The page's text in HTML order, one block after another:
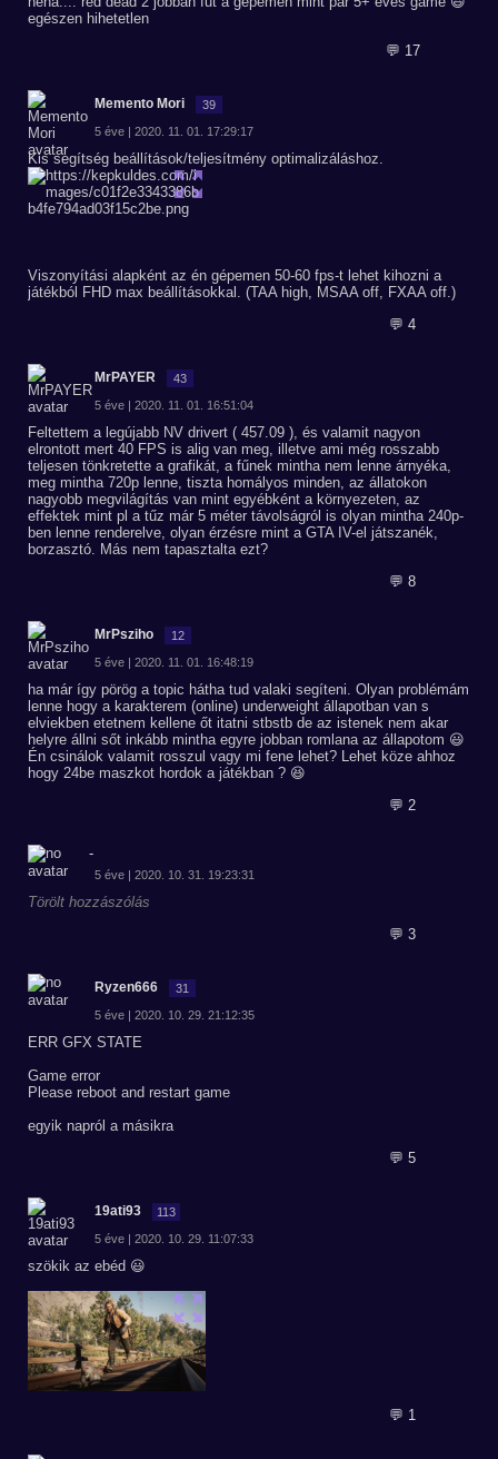
egészen hihetetlen
💬 17
Memento Mori 39
5 éve | 2020. 11. 01. 17:29:17
Kis segítség beállítások/teljesítmény optimalizáláshoz.
Viszonyítási alapként az én gépemen 50-60 fps-t lehet kihozni a
játékból FHD max beállításokkal. (TAA high, MSAA off, FXAA off.)
💬 4
MrPAYER 43
5 éve | 2020. 11. 01. 16:51:04
Feltettem a legújabb NV drivert ( 457.09 ), és valamit nagyon
elrontott mert 40 FPS is alig van meg, illetve ami még rosszabb
teljesen tönkretette a grafikát, a fűnek mintha nem lenne árnyéka,
meg mintha 720p lenne, tiszta homályos minden, az állatokon
nagyobb megvilágítás van mint egyébként a környezeten, az
effektek mint pl a tűz már 5 méter távolságról is olyan mintha 240p-
ben lenne renderelve, olyan érzésre mint a GTA IV-el játszanék,
borzasztó. Más nem tapasztalta ezt?
💬 8
MrPsziho 12
5 éve | 2020. 11. 01. 16:48:19
ha már így pörög a topic hátha tud valaki segíteni. Olyan problémám
lenne hogy a karakterem (online) underweight állapotban van s
elviekben etetnem kellene őt itatni stbstb de az istenek nem akar
helyre állni sőt inkább mintha egyre jobban romlana az állapotom 😃
Én csinálok valamit rosszul vagy mi fene lehet? Lehet köze ahhoz
hogy 24be maszkot hordok a játékban ? 😆
💬 2
-
5 éve | 2020. 10. 31. 19:23:31
Törölt hozzászólás
💬 3
Ryzen666 31
5 éve | 2020. 10. 29. 21:12:35
ERR GFX STATE
Game error
Please reboot and restart game
egyik napról a másikra
💬 5
19ati93 113
5 éve | 2020. 10. 29. 11:07:33
szökik az ebéd 😃
💬 1